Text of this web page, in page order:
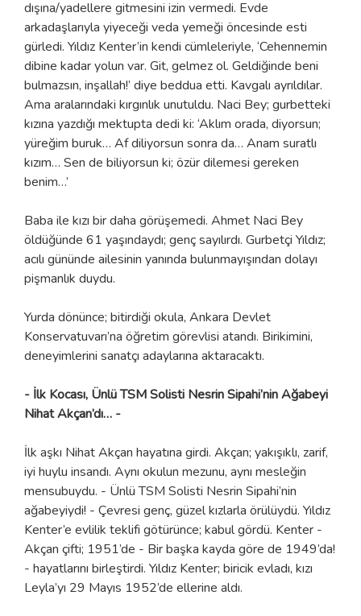
dışına/yadellere gitmesini izin vermedi. Evde
arkadaşlarıyla yiyeceği veda yemeği öncesinde esti
gürledi. Yıldız Kenter’in kendi cümleleriyle, ‘Cehennemin
dibine kadar yolun var. Git, gelmez ol. Geldiğinde beni
bulmazsın, inşallah!’ diye beddua etti. Kavgalı ayrıldılar.
Ama aralarındaki kırgınlık unutuldu. Naci Bey; gurbetteki
kızına yazdığı mektupta dedi ki: ‘Aklım orada, diyorsun;
yüreğim buruk… Af diliyorsun sonra da… Anam suratlı
kızım… Sen de biliyorsun ki; özür dilemesi gereken
benim…’
Baba ile kızı bir daha görüşemedi. Ahmet Naci Bey
öldüğünde 61 yaşındaydı; genç sayılırdı. Gurbetçi Yıldız;
acılı gününde ailesinin yanında bulunmayışından dolayı
pişmanlık duydu.
Yurda dönünce; bitirdiği okula, Ankara Devlet
Konservatuvarı’na öğretim görevlisi atandı. Birikimini,
deneyimlerini sanatçı adaylarına aktaracaktı.
- İlk Kocası, Ünlü TSM Solisti Nesrin Sipahi’nin Ağabeyi
Nihat Akçan’dı… -
İlk aşkı Nihat Akçan hayatına girdi. Akçan; yakışıklı, zarif,
iyi huylu insandı. Aynı okulun mezunu, aynı mesleğin
mensubuydu. - Ünlü TSM Solisti Nesrin Sipahi’nin
ağabeyiydi! - Çevresi genç, güzel kızlarla örülüydü. Yıldız
Kenter’e evlilik teklifi götürünce; kabul gördü. Kenter -
Akçan çifti; 1951’de - Bir başka kayda göre de 1949’da!
- hayatlarını birleştirdi. Yıldız Kenter; biricik evladı, kızı
Leyla’yı 29 Mayıs 1952’de ellerine aldı.